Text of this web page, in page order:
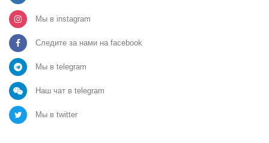
Мы в instagram
Следите за нами на facebook
Мы в telegram
Наш чат в telegram
Мы в twitter